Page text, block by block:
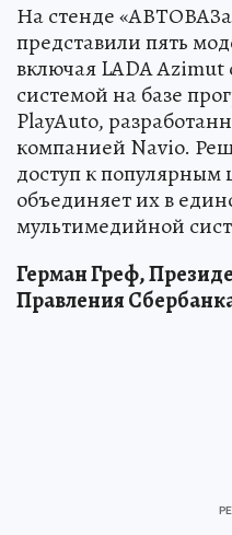
На стенде
представили пять
включая LADA
системой на базе
PlayAuto,
компанией Navio.
доступ к
объединяет их в
мультимедийной
Герман Греф,
Правления